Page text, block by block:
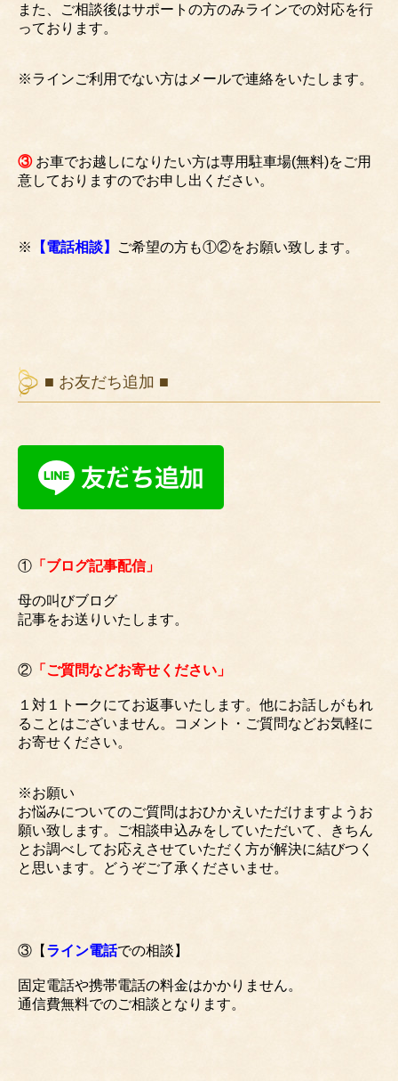
また、ご相談後はサポートの方のみラインでの対応を行
っております。
※ラインご利用でない方はメールで連絡をいたします。
③お車でお越しになりたい方は専用駐車場(無料)をご用
意しておりますのでお申し出ください。
※ 【電話相談】 ご希望の方も①②をお願い致します。
■ お友だち追加 ■
① 「ブログ記事配信」
母の叫びブログ
記事をお送りいたします。
② 「ご質問などお寄せください」
１対１トークにてお返事いたします。他にお話しがもれ
ることはございません。コメント・ご質問などお気軽に
お寄せください。
※お願い
お悩みについてのご質問はおひかえいただけますようお
願い致します。ご相談申込みをしていただいて、きちん
とお調べしてお応えさせていただく方が解決に結びつく
と思います。どうぞご了承くださいませ。
③【 ライン電話での相談】
固定電話や携帯電話の料金はかかりません。
通信費無料でのご相談となります。